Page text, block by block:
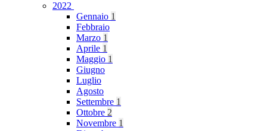
2022
Gennaio 1
Febbraio
Marzo 1
Aprile 1
Maggio 1
Giugno
Luglio
Agosto
Settembre 1
Ottobre 2
Novembre 1